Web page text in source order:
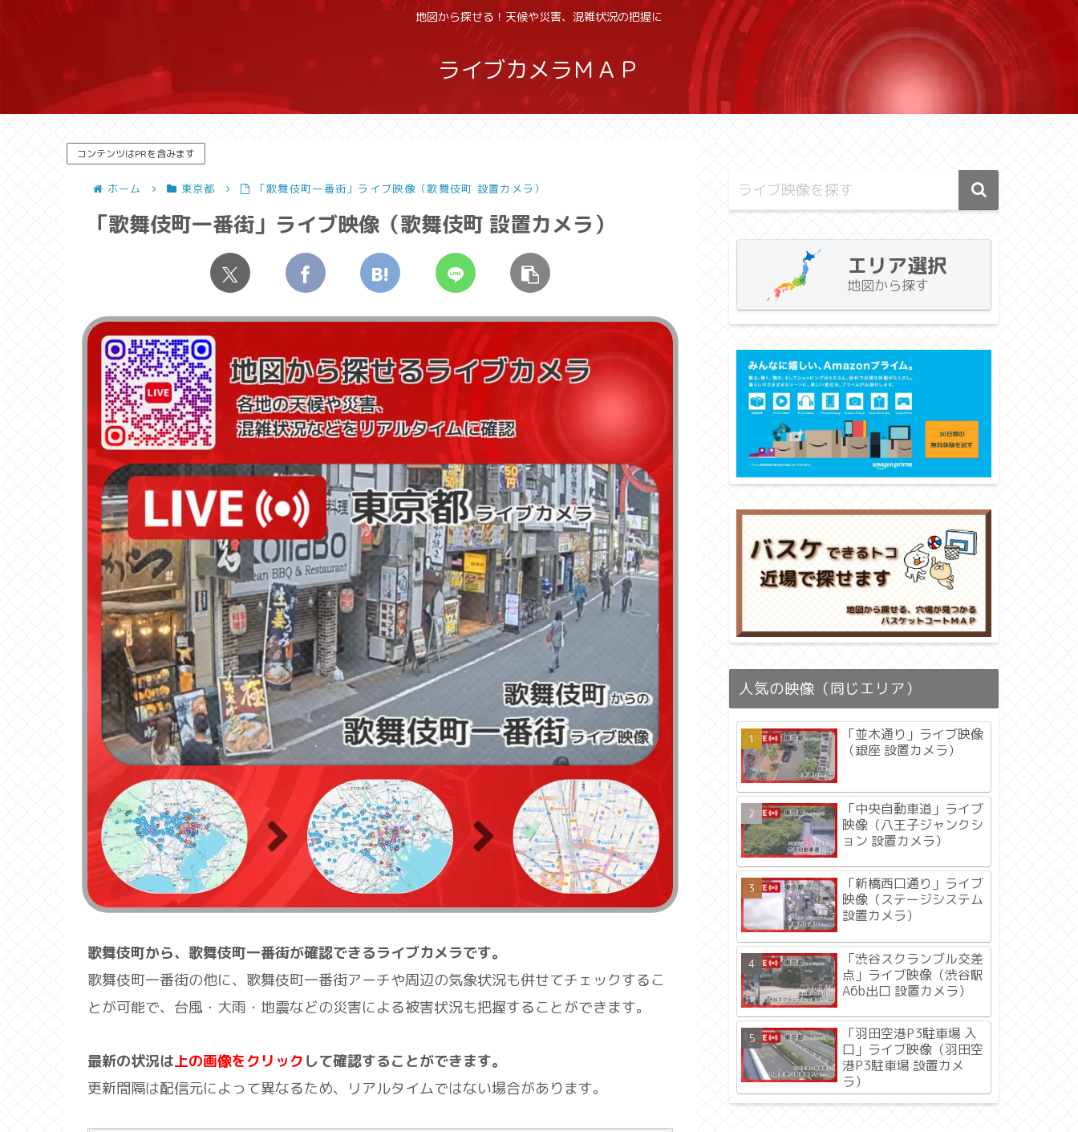
地図から探せる！天候や災害、混雑状況の把握に
ライブカメラＭＡＰ
コンテンツはPRを含みます
ホーム 東京都 「歌舞伎町一番街」ライブ映像（歌舞伎町 設置カメラ）
「歌舞伎町一番街」ライブ映像（歌舞伎町 設置カメラ）
歌舞伎町から、歌舞伎町一番街が確認できるライブカメラです。
歌舞伎町一番街の他に、歌舞伎町一番街アーチや周辺の気象状況も併せてチェックするこ
とが可能で、台風・大雨・地震などの災害による被害状況も把握することができます。
最新の状況は上の画像をクリック して確認することができます。
更新間隔は配信元によって異なるため、リアルタイムではない場合があります。
エリア選択
地図から探す
人気の映像（同じエリア）
「並木通り」ライブ映像
（銀座 設置カメラ）
「中央自動車道」ライブ
映像（八王子ジャンクシ
ョン 設置カメラ）
「新橋西口通り」ライブ
映像（ステージシステム
設置カメラ）
「渋谷スクランブル交差
点」ライブ映像（渋谷駅
A6b出口 設置カメラ）
「羽田空港P3駐車場 入
口」ライブ映像（羽田空
港P3駐車場 設置カメ
ラ）